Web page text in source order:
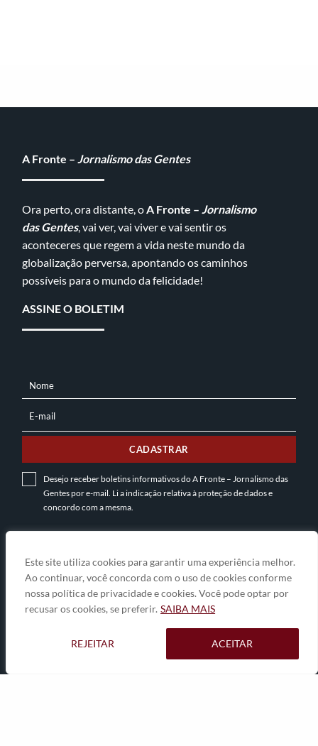
Este site utiliza cookies para garantir uma experiência melhor.
Ao continuar, você concorda com o uso de cookies conforme
nossa política de privacidade e cookies. Você pode optar por
recusar os cookies, se preferir. SAIBA MAIS
REJEITAR ACEITAR
A Fronte – Jornalismo das Gentes
Ora perto, ora distante, oA Fronte – Jornalismo
das Gentes, vai ver, vai viver e vai sentir os
aconteceres que regem a vida neste mundo da
globalização perversa, apontando os caminhos
possíveis para o mundo da felicidade!
ASSINE O BOLETIM
NOME
Nome
MAIL
E-mail
CADASTRAR
Desejo receber boletins informativos do A Fronte – Jornalismo das
Gentes por e-mail. Li a indicação relativa àproteção de dadose
concordo com a mesma.
INSTITUCIONAL
A Gente
EntreNós